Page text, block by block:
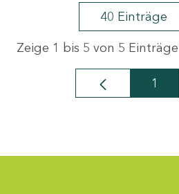
40 Einträge
Zeige 1 bis 5 von 5
Seite
1